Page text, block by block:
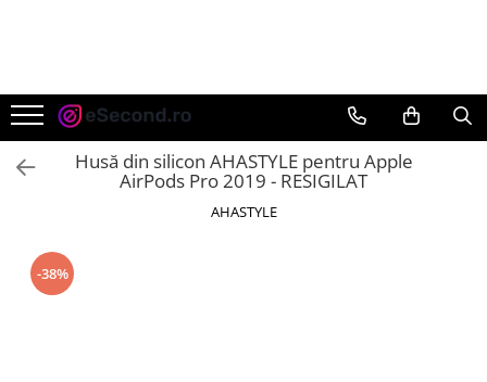
Auto Moto
Accesorii Auto
Anvelope & Jante
Electronice Auto
Intretinere & Cosmetica auto
Husă din silicon AHASTYLE pentru Apple
AirPods Pro 2019 - RESIGILAT
AHASTYLE
-38%